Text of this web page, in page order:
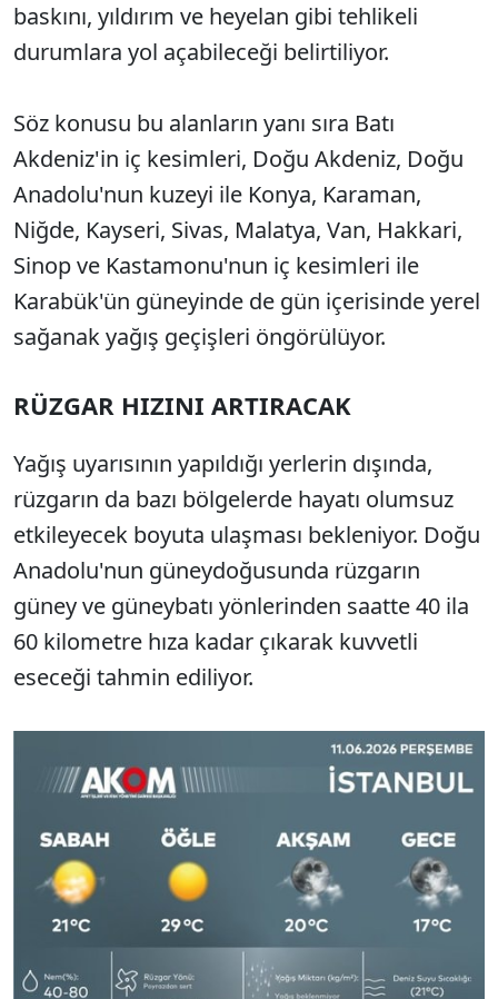
baskını, yıldırım ve heyelan gibi tehlikeli
durumlara yol açabileceği belirtiliyor.
Söz konusu bu alanların yanı sıra Batı
Akdeniz'in iç kesimleri, Doğu Akdeniz, Doğu
Anadolu'nun kuzeyi ile Konya, Karaman,
Niğde, Kayseri, Sivas, Malatya, Van, Hakkari,
Sinop ve Kastamonu'nun iç kesimleri ile
Karabük'ün güneyinde de gün içerisinde yerel
sağanak yağış geçişleri öngörülüyor.
RÜZGAR HIZINI ARTIRACAK
Yağış uyarısının yapıldığı yerlerin dışında,
rüzgarın da bazı bölgelerde hayatı olumsuz
etkileyecek boyuta ulaşması bekleniyor. Doğu
Anadolu'nun güneydoğusunda rüzgarın
güney ve güneybatı yönlerinden saatte 40 ila
60 kilometre hıza kadar çıkarak kuvvetli
eseceği tahmin ediliyor.